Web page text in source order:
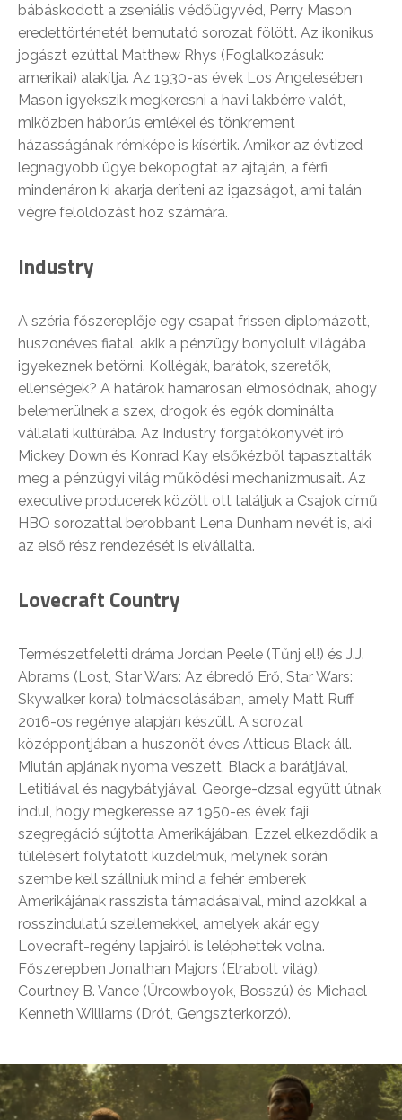
bábáskodott a zseniális védőügyvéd, Perry Mason
eredettörténetét bemutató sorozat fölött. Az ikonikus
jogászt ezúttal Matthew Rhys (Foglalkozásuk:
amerikai) alakítja. Az 1930-as évek Los Angelesében
Mason igyekszik megkeresni a havi lakbérre valót,
miközben háborús emlékei és tönkrement
házasságának rémképe is kísértik. Amikor az évtized
legnagyobb ügye bekopogtat az ajtaján, a férfi
mindenáron ki akarja deríteni az igazságot, ami talán
végre feloldozást hoz számára.
Industry
A széria főszereplője egy csapat frissen diplomázott,
huszonéves fiatal, akik a pénzügy bonyolult világába
igyekeznek betörni. Kollégák, barátok, szeretők,
ellenségek? A határok hamarosan elmosódnak, ahogy
belemerülnek a szex, drogok és egók dominálta
vállalati kultúrába. Az Industry forgatókönyvét író
Mickey Down és Konrad Kay elsőkézből tapasztalták
meg a pénzügyi világ működési mechanizmusait. Az
executive producerek között ott találjuk a Csajok című
HBO sorozattal berobbant Lena Dunham nevét is, aki
az első rész rendezését is elvállalta.
Lovecraft Country
Természetfeletti dráma Jordan Peele (Tűnj el!) és J.J.
Abrams (Lost, Star Wars: Az ébredő Erő, Star Wars:
Skywalker kora) tolmácsolásában, amely Matt Ruff
2016-os regénye alapján készült. A sorozat
középpontjában a huszonöt éves Atticus Black áll.
Miután apjának nyoma veszett, Black a barátjával,
Letitiával és nagybátyjával, George-dzsal együtt útnak
indul, hogy megkeresse az 1950-es évek faji
szegregáció sújtotta Amerikájában. Ezzel elkezdődik a
túlélésért folytatott küzdelmük, melynek során
szembe kell szállniuk mind a fehér emberek
Amerikájának rasszista támadásaival, mind azokkal a
rosszindulatú szellemekkel, amelyek akár egy
Lovecraft-regény lapjairól is leléphettek volna.
Főszerepben Jonathan Majors (Elrabolt világ),
Courtney B. Vance (Űrcowboyok, Bosszú) és Michael
Kenneth Williams (Drót, Gengszterkorzó).